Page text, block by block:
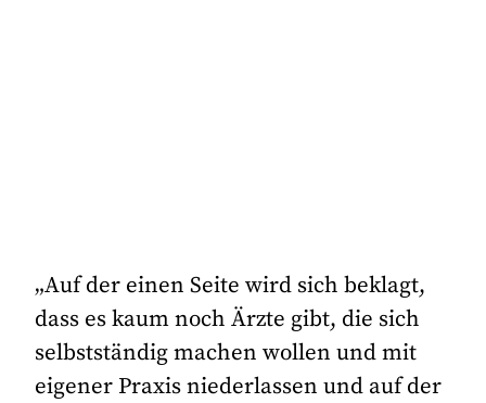
„Auf der einen Seite wird sich beklagt,
dass es kaum noch Ärzte gibt, die sich
selbstständig machen wollen und mit
eigener Praxis niederlassen und auf der